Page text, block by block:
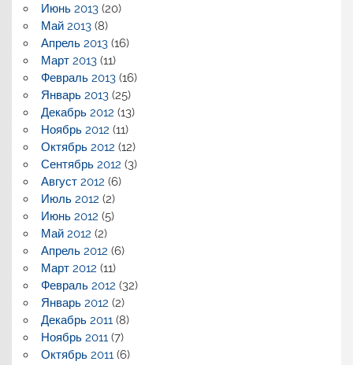
Июнь 2013(20)
Май 2013(8)
Апрель 2013(16)
Март 2013(11)
Февраль 2013(16)
Январь 2013(25)
Декабрь 2012 (13)
Ноябрь 2012 (11)
Октябрь 2012 (12)
Сентябрь 2012 (3)
Август 2012 (6)
Июль 2012 (2)
Июнь 2012 (5)
Май 2012 (2)
Апрель 2012 (6)
Март 2012 (11)
Февраль 2012 (32)
Январь 2012 (2)
Декабрь 2011(8)
Ноябрь 2011(7)
Октябрь 2011(6)